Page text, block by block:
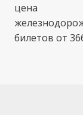
цена
билетов от